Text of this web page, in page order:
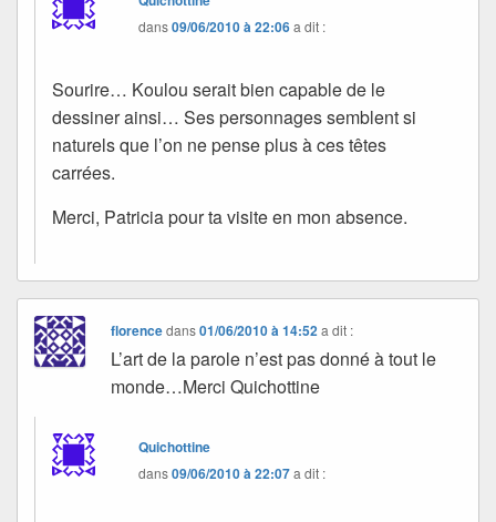
dans09/06/2010 à 22:06a dit :
Sourire… Koulou serait bien capable de le
dessiner ainsi… Ses personnages semblent si
naturels que l’on ne pense plus à ces têtes
carrées.
Merci, Patricia pour ta visite en mon absence.
florencedans01/06/2010 à 14:52 a dit :
L’art de la parole n’est pas donné à tout le
monde…Merci Quichottine
Quichottine
dans09/06/2010 à 22:07a dit :